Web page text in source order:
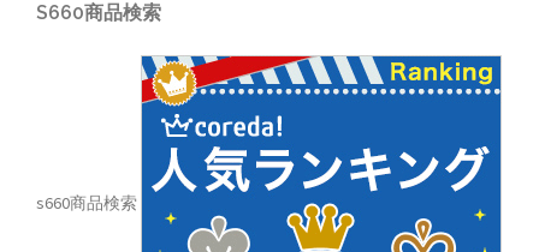
S660商品検索
s660商品検索